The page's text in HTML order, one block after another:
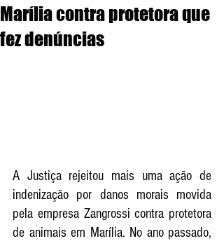
Marília contra protetora que
fez denúncias
A Justiça rejeitou mais uma ação de
indenização por danos morais movida
pela empresa Zangrossi contra protetora
de animais em Marília. No ano passado,